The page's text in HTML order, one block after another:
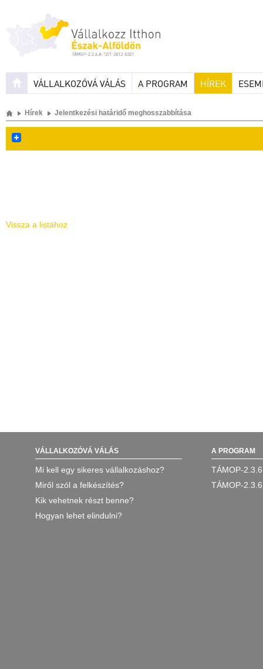
VÁLLALKOZÓVÁ VÁLÁS A PROGRAM HÍREK
Hírek Jelentkezési határidő meghosszabbítása
Vissza a listához
VÁLLALKOZÓVÁ VÁLÁS
Mi kell egy sikeres vállalkozáshoz?
Miről szól a felkészítés?
Kik vehetnek részt benne?
Hogyan lehet elindulni?
A PROGRAM
TÁMOP-
TÁMOP-